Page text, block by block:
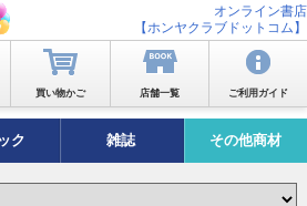
オンライン書店
【ホンヤクラブドットコム】
買い物かご 店舗一覧 ご利用ガイド
ク 雑誌 その他商材